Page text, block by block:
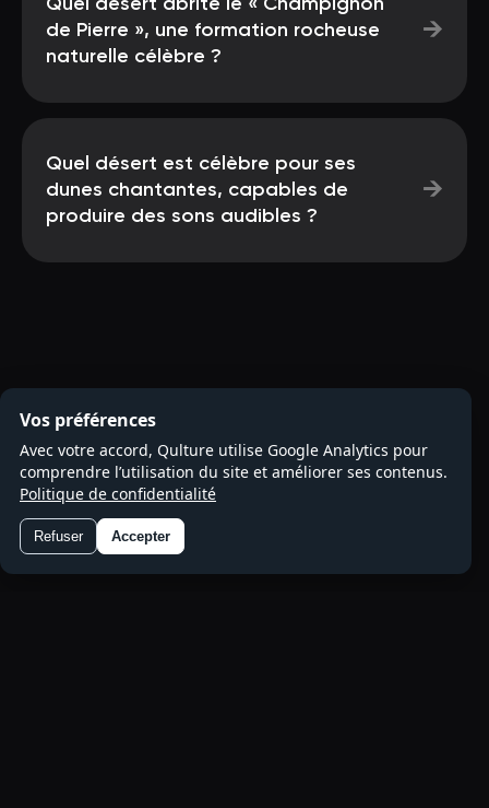
Quel désert abrite le « Champignon
de Pierre », une formation rocheuse
naturelle célèbre ?
→
Quel désert est célèbre pour ses
dunes chantantes, capables de
produire des sons audibles ?
→
Vos préférences
Avec votre accord, Qulture utilise Google Analytics pour
comprendre l’utilisation du site et améliorer ses contenus.
Politique de confidentialité
Refuser Accepter